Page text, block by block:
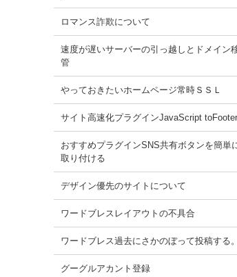
ロマンス詐欺について
速度が遅いサーバーの引っ越しとドメイン
管
やっておきたいホームページ常時ＳＳＬ
サイト高速化プラグインJavaScript toFooter
おすすめプラグインSNS共有ボタンを簡単
取り付ける
デザイン優先のサイトについて
ワードブレスレイアウトの不具合
ワードブレス過去にさかのぼって投稿する。
グーグルアカント登録